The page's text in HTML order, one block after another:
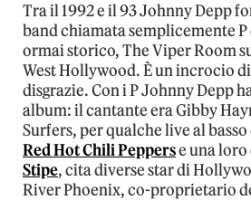
Tra il 1992 e il 93 Johnny Depp
band chiamata semplicemente P
ormai storico, The Viper Room
West Hollywood. È un incrocio
disgrazie. Con i P Johnny Depp
album: il cantante era Gibby
Surfers, per qualche live al basso
Red Hot Chili Pepperse una
Stipe, cita diverse star di
River Phoenix, co-proprietario